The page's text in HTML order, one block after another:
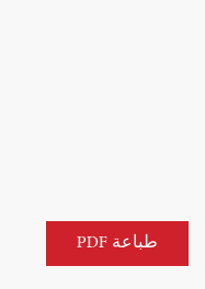
طباعة PDF